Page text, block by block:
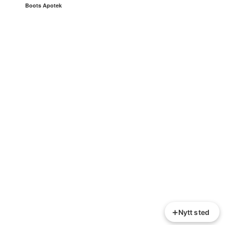
Boots Apotek
+Nytt sted